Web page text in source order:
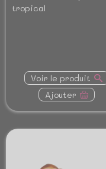
tropical
Voir le produit
Ajouter